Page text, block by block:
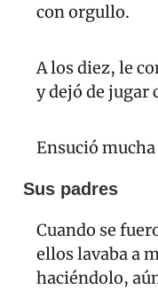
con orgullo.
A los diez, le
y dejó de jugar
Ensució
Sus padres
Cuando se
ellos lavaba a
haciéndolo,